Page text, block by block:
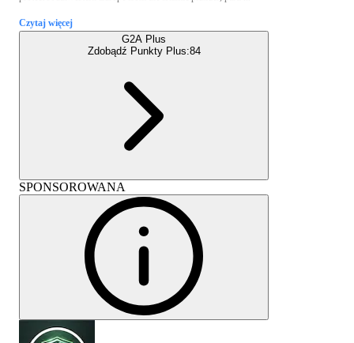
Czytaj więcej
G2A Plus
Zdobądź Punkty Plus:84
SPONSOROWANA